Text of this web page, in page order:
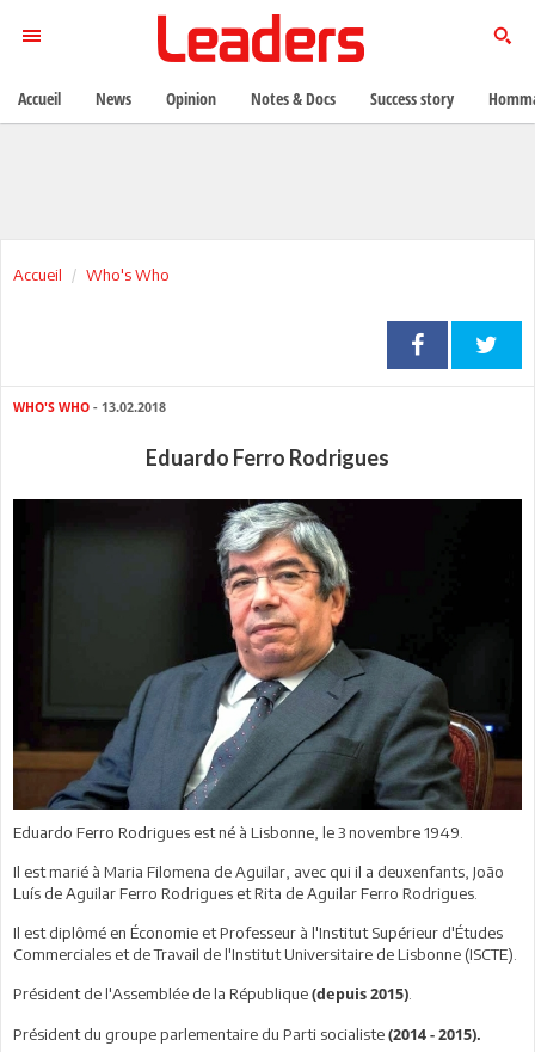
Accueil Who's Who
WHO'S WHO - 13.02.2018
Eduardo Ferro Rodrigues
Eduardo Ferro Rodrigues est né à Lisbonne, le 3 novembre 1949.
Il est marié à Maria Filomena de Aguilar, avec qui il a deuxenfants, João
Luís de Aguilar Ferro Rodrigues et Rita de Aguilar Ferro Rodrigues.
Il est diplômé en Économie et Professeur à l'Institut Supérieur d'Études
Commerciales et de Travail de l'Institut Universitaire de Lisbonne (ISCTE).
Président de l'Assemblée de la République (depuis 2015)
Président du groupe parlementaire du Parti socialiste (2014 - 2015).
Accueil News Opinion Notes & Docs Success story